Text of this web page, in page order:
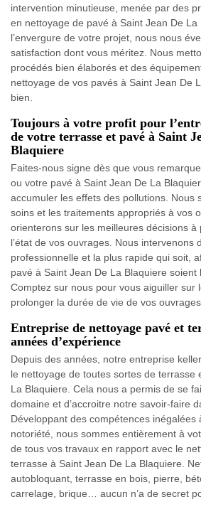
intervention minutieuse, menée par des
en nettoyage de pavé à Saint Jean De
l’envergure de votre projet, nous nous
satisfaction dont vous méritez. Nous
procédés bien élaborés et des
nettoyage de vos pavés à Saint Jean De
bien.
Toujours à votre profit pour
de votre terrasse et pavé à Saint
Blaquiere
Faites-nous signe dès que vous
ou votre pavé à Saint Jean De La
accumuler les effets des pollutions. Nous
soins et les traitements appropriés à vos
orienterons sur les meilleures décisions
l’état de vos ouvrages. Nous intervenons
professionnelle et la plus rapide qui soit,
pavé à Saint Jean De La Blaquiere soient
Comptez sur nous pour vous aiguiller sur
prolonger la durée de vie de vos
Entreprise de nettoyage pavé et
années d’expérience
Depuis des années, notre entreprise
le nettoyage de toutes sortes de terrasse
La Blaquiere. Cela nous a permis de se
domaine et d’accroitre notre savoir-faire
Développant des compétences inégalées
notoriété, nous sommes entièrement à
de tous vos travaux en rapport avec le
terrasse à Saint Jean De La Blaquiere.
autobloquant, terrasse en bois, pierre,
carrelage, brique… aucun n’a de secret